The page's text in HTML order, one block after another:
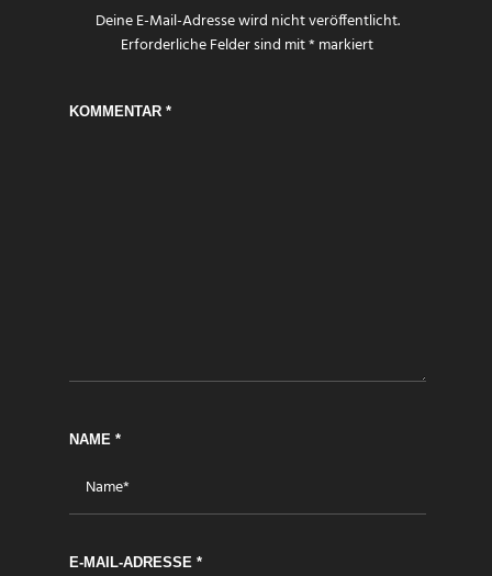
Deine E-Mail-Adresse wird nicht veröffentlicht.
Erforderliche Felder sind mit*markiert
KOMMENTAR *
NAME *
E-MAIL-ADRESSE *